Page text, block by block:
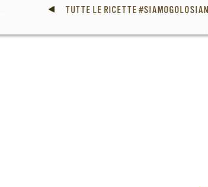
TUTTE LE RICETTE #SIAMOGOLOSIANI